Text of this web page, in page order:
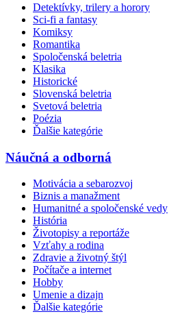
Detektívky, trilery a horory
Sci-fi a fantasy
Komiksy
Romantika
Spoločenská beletria
Klasika
Historické
Slovenská beletria
Svetová beletria
Poézia
Ďalšie kategórie
Náučná a odborná
Motivácia a sebarozvoj
Biznis a manažment
Humanitné a spoločenské vedy
História
Životopisy a reportáže
Vzťahy a rodina
Zdravie a životný štýl
Počítače a internet
Hobby
Umenie a dizajn
Ďalšie kategórie